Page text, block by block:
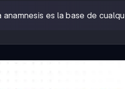
anamnesis es la base de